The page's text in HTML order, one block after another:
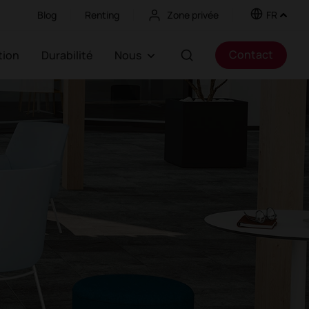
Blog Renting Zone privée FR
Durabilité Nous Contact